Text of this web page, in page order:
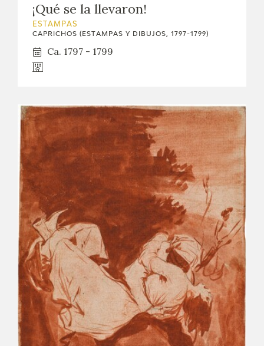
¡Qué se la llevaron!
ESTAMPAS
CAPRICHOS (ESTAMPAS Y DIBUJOS, 1797-1799)
Ca. 1797 - 1799